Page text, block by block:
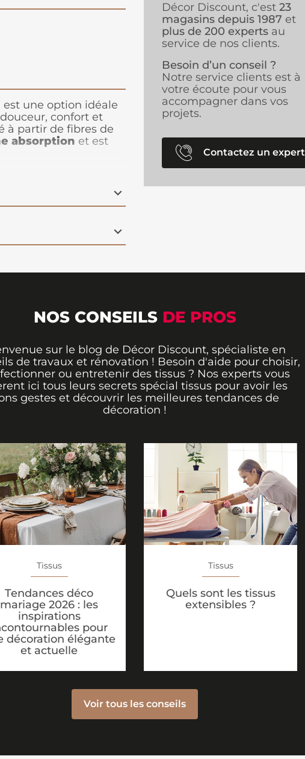
est une option idéale
confort et
à partir de fibres de
absorption et est
de bébé. Avec une
tout en étant
renouvelable.
l'environnement.
Décor Discount, c'est 23
magasins depuis 1987 et
plus de 200 experts au
service de nos clients.
Besoin d’un conseil ?
Notre service clients est à
votre écoute pour vous
accompagner dans vos
projets.
Contactez un expert
NOS CONSEILS DE PROS
sur le blog de Décor Discount, spécialiste en
de travaux et rénovation ! Besoin d'aide pour choisir,
ou entretenir des tissus ? Nos experts vous
ici tous leurs secrets spécial tissus pour avoir les
gestes et découvrir les meilleures tendances de
décoration !
Tissus
Tendances déco
mariage 2026 : les
inspirations
pour
décoration élégante
et actuelle
Tissus
Quels sont les tissus
extensibles ?
Voir tous les conseils